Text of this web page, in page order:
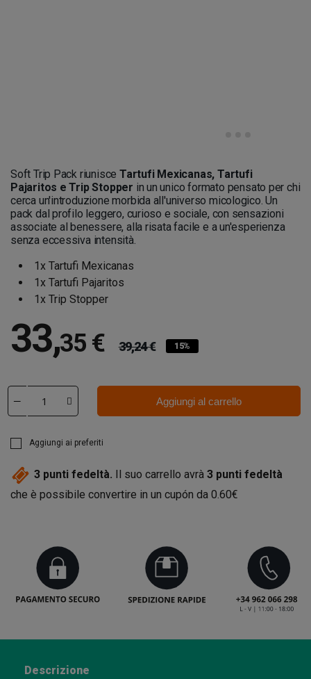
Soft Trip Pack riunisce Tartufi Mexicanas, Tartufi
Pajaritos e Trip Stopper in un unico formato pensato per chi
cerca un'introduzione morbida all'universo micologico. Un
pack dal profilo leggero, curioso e sociale, con sensazioni
associate al benessere, alla risata facile e a un'esperienza
senza eccessiva intensità.
1x Tartufi Mexicanas
1x Tartufi Pajaritos
1x Trip Stopper
33,35 € 39,24 € 15%
Aggiungi al carrello
Aggiungi ai preferiti
3 punti fedeltà. Il suo carrello avrà 3 punti fedeltà
che è possibile convertire in un cupón da 0.60€
Descrizione